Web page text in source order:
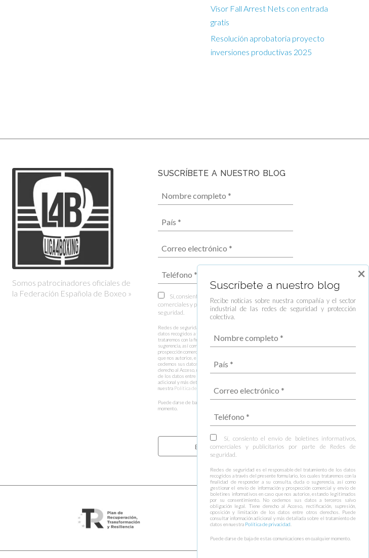
Visor Fall Arrest Nets con entrada
gratis
Resolución aprobatoria proyecto
inversiones productivas 2025
Somos patrocinadores oficiales de
la Federación Española de Boxeo »
SUSCRÍBETE A NUESTRO BLOG
Sí, consiento el envío de boletines informativos,
comerciales y publicitarios por parte de Redes de
seguridad.
Redes de seguridad es el responsable del tratamiento de los
datos recogidos a través del presente formulario, los cuales
trataremos con la finalidad de responder a su consulta, duda o
sugerencia, así como gestionar el envío de información y
prospección comercial y envío de boletines informativos en caso
que nos autorice, estando legitimados por su consentimiento. No
cedemos sus datos a terceros salvo obligación legal. Tiene
derecho al Acceso, rectificación, supresión, oposición y limitación
de los datos entre otros derechos. Puede consultar información
adicional y más detallada sobre el tratamiento de datos en
nuestra Política de privacidad
Puede darse de baja de estas comunicaciones en cualquier
momento.
Suscríbete a nuestro blog
Recibe noticias sobre nuestra compañía y el sector
industrial de las redes de seguridad y protección
colectiva.
Sí, consiento el envío de boletines informativos,
comerciales y publicitarios por parte de Redes de
seguridad.
Redes de seguridad es el responsable del tratamiento de los datos
recogidos a través del presente formulario, los cuales trataremos con la
finalidad de responder a su consulta, duda o sugerencia, así como
gestionar el envío de información y prospección comercial y envío de
boletines informativos en caso que nos autorice, estando legitimados
por su consentimiento. No cedemos sus datos a terceros salvo
obligación legal. Tiene derecho al Acceso, rectificación, supresión,
oposición y limitación de los datos entre otros derechos. Puede
consultar información adicional y más detallada sobre el tratamiento de
datos en nuestra Política de privacidad
Puede darse de baja de estas comunicaciones en cualquier momento.
×